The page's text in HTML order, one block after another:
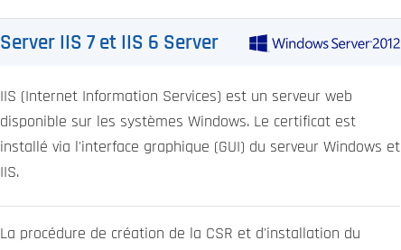
Server IIS 7 et IIS 6 Server
IIS (Internet Information Services) est un serveur web
disponible sur les systèmes Windows. Le certificat est
installé via l'interface graphique (GUI) du serveur Windows et
IIS.
La procédure de création de la CSR et d'installation du